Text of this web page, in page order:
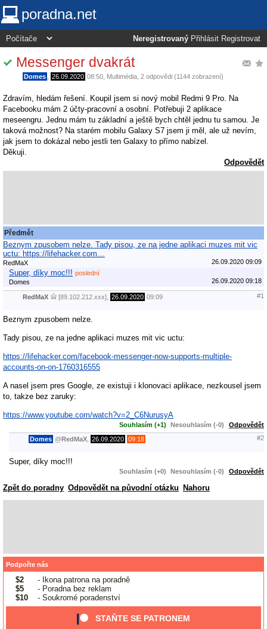
poradna.net
Neregistrovaný Přihlásit Registrovat
Messenger dvakrát
Domes 26.09.2020 08:50 Multimédia , 2 odpovědi (1144 zobrazení)
Zdravím, hledám řešení. Koupil jsem si nový mobil Redmi 9 Pro. Na
Facebooku mám 2 účty-pracovní a osobní. Potřebuji 2 aplikace
meseengru. Jednu mám tu základní a ještě bych chtěl jednu tu samou. Je
taková možnost? Na starém mobilu Galaxy S7 jsem ji měl, ale už nevím,
jak jsem to dokázal nebo jestli ten Galaxy to přímo nabízel.
Děkuji.
Odpovědět
Předmět
Beznym zpusobem nelze. Tady pisou, ze na jedne aplikaci muzes mit vic
uctu: https://lifehacker.com…
RedMaX 26.09.2020 09:09
Super, díky moc!!! poslední
Domes
26.09.2020 09:18
RedMaX [89.102.212.xxx], 26.09.2020 09:09 #1
Beznym zpusobem nelze.
Tady pisou, ze na jedne aplikaci muzes mit vic uctu:
https://lifehacker.com/facebook-messenger-now-supports-multiple-
accounts-on-on-1760316555
A nasel jsem pres Google, ze existuji i klonovaci aplikace, nezkousel jsem
to, takze bez zaruky:
https://www.youtube.com/watch?v=2_C6NurusyA
Souhlasím (+1) Nesouhlasím (-0) Odpovědět
Domes @RedMaX 26.09.2020 09:18 #2
Super, díky moc!!!
Souhlasím (+0) Nesouhlasím (-0) Odpovědět
Zpět do poradny Odpovědět na původní otázku Nahoru
Podpořte nás
$2
- Ikona patrona na poradně
$5
- Poradna bez reklam
$10
- Soukromé poradenství
STAŇTE SE PATRONEM